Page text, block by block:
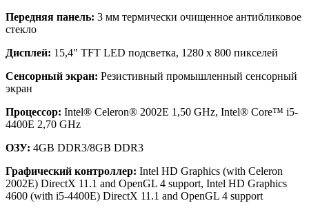
Передняя панель: 3 мм термически очищенное антибликовое
стекло
Дисплей: 15,4" TFT LED подсветка, 1280 x 800 пикселей
Сенсорный экран: Резистивный промышленный сенсорный
экран
Процессор: Intel® Celeron® 2002E 1,50 GHz, Intel® Core™ i5-
4400E 2,70 GHz
ОЗУ: 4GB DDR3/8GB DDR3
Графический контроллер: Intel HD Graphics (with Celeron
2002E) DirectX 11.1 and OpenGL 4 support, Intel HD Graphics
4600 (with i5-4400E) DirectX 11.1 and OpenGL 4 support